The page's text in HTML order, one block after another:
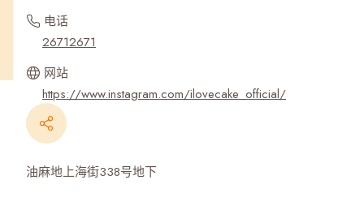
电话
26712671
网站
https://www.instagram.com/ilovecake_official/
油麻地上海街338号地下